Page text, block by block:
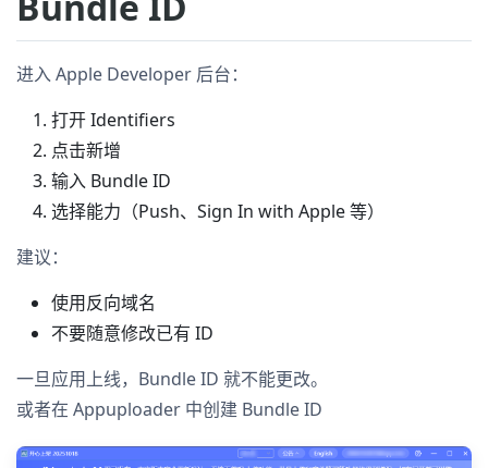
进入 Apple Developer 后台：
打开 Identifiers
点击新增
输入 Bundle ID
选择能力（Push、Sign In with Apple 等）
建议：
使用反向域名
不要随意修改已有 ID
一旦应用上线，Bundle ID 就不能更改。
或者在 Appuploader 中创建 Bundle ID